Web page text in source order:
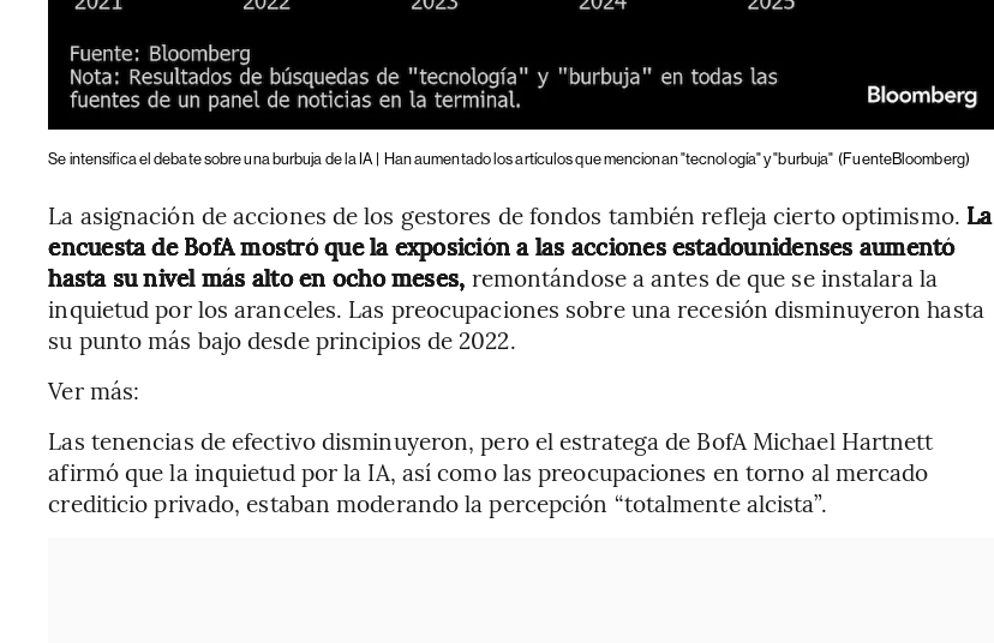
Se intensifica el debate sobre una burbuja de la IA | Han aumentado los artículos que mencionan "tecnología" y "burbuja" (FuenteBloomberg)
La asignación de acciones de los gestores de fondos también refleja cierto optimismo. La
encuesta de BofA mostró que la exposición a las acciones estadounidenses aumentó
hasta su nivel más alto en ocho meses, remontándose a antes de que se instalara la
inquietud por los aranceles. Las preocupaciones sobre una recesión disminuyeron hasta
su punto más bajo desde principios de 2022.
Ver más:
Las tenencias de efectivo disminuyeron, pero el estratega de BofA Michael Hartnett
afirmó que la inquietud por la IA, así como las preocupaciones en torno al mercado
crediticio privado, estaban moderando la percepción “totalmente alcista”.